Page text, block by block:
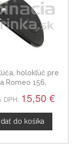
holokľúč pre
Romeo 156,
DPH: 15,50 €
do košíka